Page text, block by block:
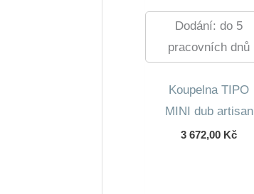
Dodání: do 5
pracovních dnů
Koupelna TIPO
MINI dub artisan
3 672,00 Kč